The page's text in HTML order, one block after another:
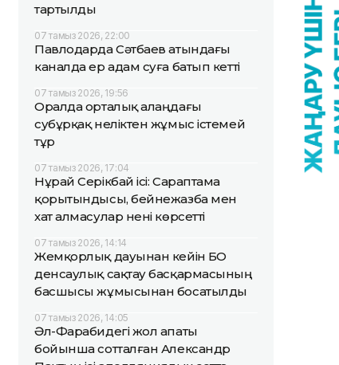
тартылды
07 тамыз 2026, 22:00
Павлодарда Сәтбаев атындағы
каналда ер адам суға батып кетті
07 тамыз 2026, 19:56
Оралда орталық алаңдағы
субұрқақ неліктен жұмыс істемей
тұр
07 тамыз 2026, 17:04
Нұрай Серікбай ісі: Сараптама
қорытындысы, бейнежазба мен
хат алмасулар нені көрсетті
07 тамыз 2026, 14:14
Жемқорлық дауынан кейін БҚО
денсаулық сақтау басқармасының
басшысы жұмысынан босатылды
07 тамыз 2026, 14:05
Әл-Фарабидегі жол апаты
бойынша сотталған Александр